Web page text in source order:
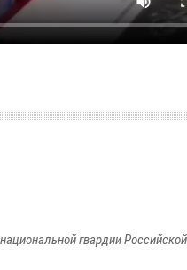
гвардии